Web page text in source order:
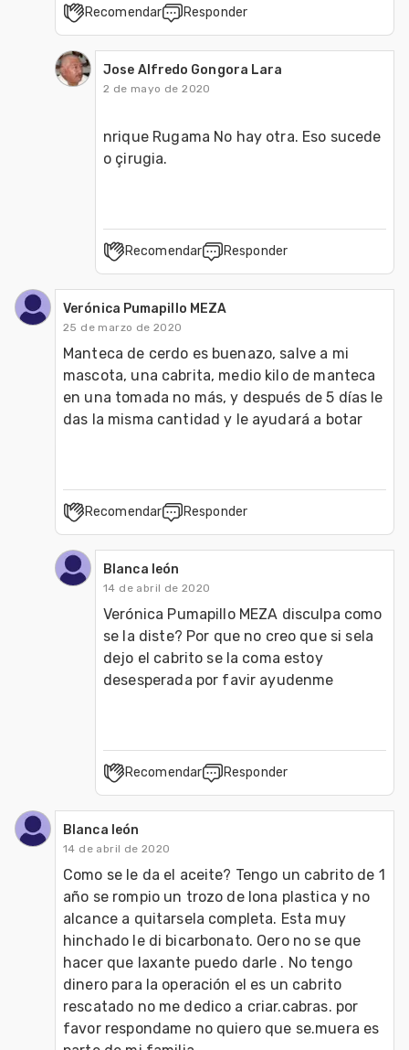
Recomendar Responder
Jose Alfredo Gongora Lara
2 de mayo de 2020
nrique Rugama No hay otra. Eso sucede
o çirugia.
Recomendar Responder
Verónica Pumapillo MEZA
25 de marzo de 2020
Manteca de cerdo es buenazo, salve a mi
mascota, una cabrita, medio kilo de manteca
en una tomada no más, y después de 5 días le
das la misma cantidad y le ayudará a botar
Recomendar Responder
Blanca león
14 de abril de 2020
Verónica Pumapillo MEZA disculpa como
se la diste? Por que no creo que si sela
dejo el cabrito se la coma estoy
desesperada por favir ayudenme
Recomendar Responder
Blanca león
14 de abril de 2020
Como se le da el aceite? Tengo un cabrito de 1
año se rompio un trozo de lona plastica y no
alcance a quitarsela completa. Esta muy
hinchado le di bicarbonato. Oero no se que
hacer que laxante puedo darle . No tengo
dinero para la operación el es un cabrito
rescatado no me dedico a criar.cabras. por
favor respondame no quiero que se.muera es